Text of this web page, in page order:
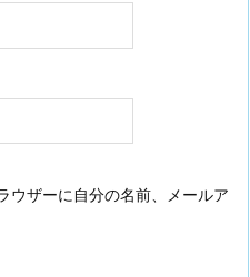
ウザーに自分の名前、メールア